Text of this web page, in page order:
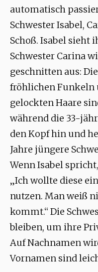
automatisch
Schwester Isabel,
Schoß. Isabel sieht
Schwester Carina
geschnitten aus:
fröhlichen Funkeln
gelockten Haare
während die 33-
den Kopf hin und
Jahre jüngere
Wenn Isabel
„Ich wollte diese
nutzen. Man weiß
kommt.“ Die
bleiben, um ihre
Auf Nachnamen
Vornamen sind